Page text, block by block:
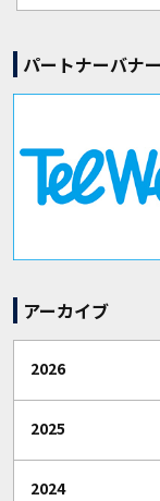
パートナーバナー
アーカイブ
2026
2025
2024